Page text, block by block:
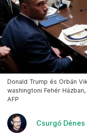
Donald Trump és Orbán
washingtoni Fehér
AFP
Csurgó Dénes